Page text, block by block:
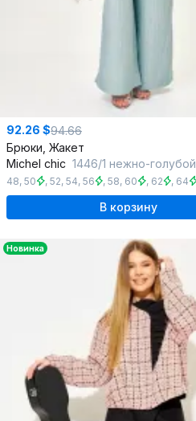
92.26 $94.66
Брюки, Жакет
Michel chic 1446/1 нежно-голубой
48, 50 , 52, 54, 56 , 58, 60 , 62 , 64
В корзину
Новинка